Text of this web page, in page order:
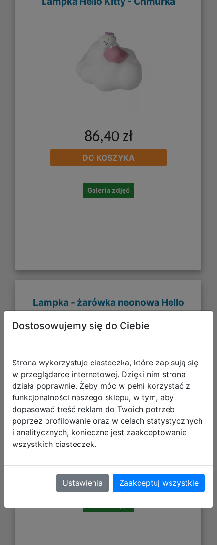
86,40 zł
DO KOSZYKA
Galeria zdjęć
Lampka - żarówka neonowa Hello
71,12 zł
DO KOSZYKA
Dostosowujemy się do Ciebie
Strona wykorzystuje ciasteczka, które zapisują się
w przeglądarce internetowej. Dzięki nim strona
działa poprawnie. Żeby móc w pełni korzystać z
funkcjonalności naszego sklepu, w tym, aby
dopasować treść reklam do Twoich potrzeb
poprzez profilowanie oraz w celach statystycznych
i analitycznych, konieczne jest zaakceptowanie
wszystkich ciasteczek.
Ustawienia Zaakceptuj wszystkie